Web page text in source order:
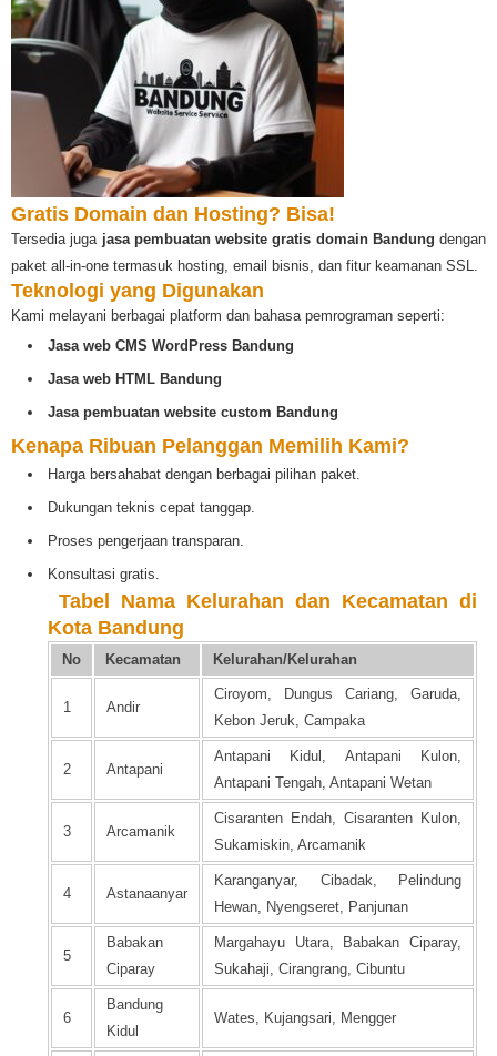
Gratis Domain dan Hosting? Bisa!
Tersedia juga jasa pembuatan website gratis domain Bandung dengan
paket all-in-one termasuk hosting, email bisnis, dan fitur keamanan SSL.
Teknologi yang Digunakan
Kami melayani berbagai platform dan bahasa pemrograman seperti:
Jasa web CMS WordPress Bandung
Jasa web HTML Bandung
Jasa pembuatan website custom Bandung
Kenapa Ribuan Pelanggan Memilih Kami?
Harga bersahabat dengan berbagai pilihan paket.
Dukungan teknis cepat tanggap.
Proses pengerjaan transparan.
Konsultasi gratis.
Tabel Nama Kelurahan dan Kecamatan di
Kota Bandung
No Kecamatan Kelurahan/Kelurahan
1 Andir
Ciroyom, Dungus Cariang, Garuda,
Kebon Jeruk, Campaka
2 Antapani
Antapani Kidul, Antapani Kulon,
Antapani Tengah, Antapani Wetan
3 Arcamanik
Cisaranten Endah, Cisaranten Kulon,
Sukamiskin, Arcamanik
4 Astanaanyar
Karanganyar, Cibadak, Pelindung
Hewan, Nyengseret, Panjunan
5
Babakan
Ciparay
Margahayu Utara, Babakan Ciparay,
Sukahaji, Cirangrang, Cibuntu
6
Bandung
Kidul
Wates, Kujangsari, Mengger